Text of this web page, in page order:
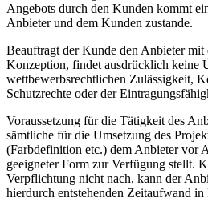
Angebots durch den Kunden kommt
Anbieter und dem Kunden zustande.
Beauftragt der Kunde den Anbieter
Konzeption, findet ausdrücklich keine
wettbewerbsrechtlichen Zulässigkeit,
Schutzrechte oder der
Voraussetzung für die Tätigkeit des
sämtliche für die Umsetzung des
(Farbdefinition etc.) dem Anbieter vor
geeigneter Form zur Verfügung stellt.
Verpflichtung nicht nach, kann der
hierdurch entstehenden Zeitaufwand in